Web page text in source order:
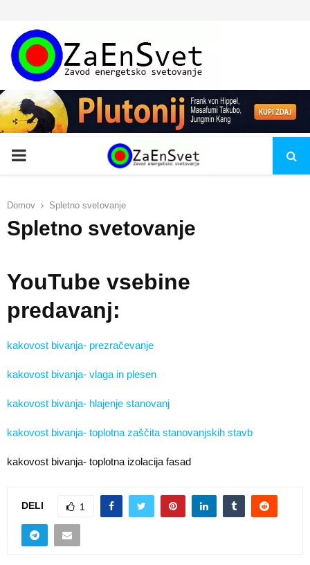
PRIMARY
Domov Spletno svetovanje
Spletno svetovanje
YouTube vsebine
predavanj:
kakovost bivanja- prezračevanje
kakovost bivanja- vlaga in plesen
kakovost bivanja- hlajenje stanovanj
kakovost bivanja- toplotna zaščita stanovanjskih stavb
kakovost bivanja- toplotna izolacija fasad
DELI 1